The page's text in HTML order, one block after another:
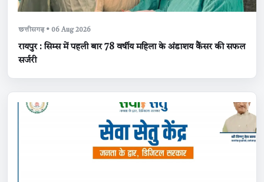
छत्तीसगढ़ • 06 Aug 2026
रायपुर : सिम्स में पहली बार 78 वर्षीय महिला के अंडाशय कैंसर की सफल
सर्जरी